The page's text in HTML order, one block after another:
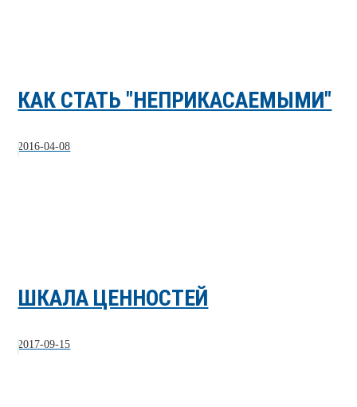
КАК СТАТЬ "НЕПРИКАСАЕМЫМИ"
2016-04-08
ШКАЛА ЦЕННОСТЕЙ
2017-09-15